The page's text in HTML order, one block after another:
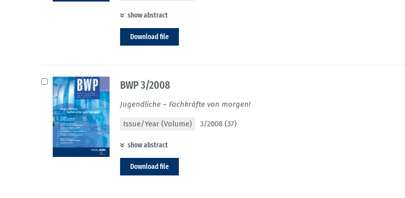
show abstract
Download file
BWP 3/2008
Jugendliche – Fachkräfte von morgen!
Issue/Year (Volume) 3/2008 (37)
show abstract
Download file